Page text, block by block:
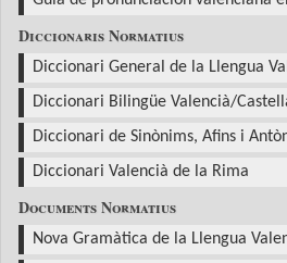
Diccionaris Normatius
Diccionari General de la Llengua
Diccionari Bilingüe Valencià/
Diccionari de Sinònims, Afins i
Diccionari Valencià de la Rima
Documents Normatius
Nova Gramàtica de la Llengua